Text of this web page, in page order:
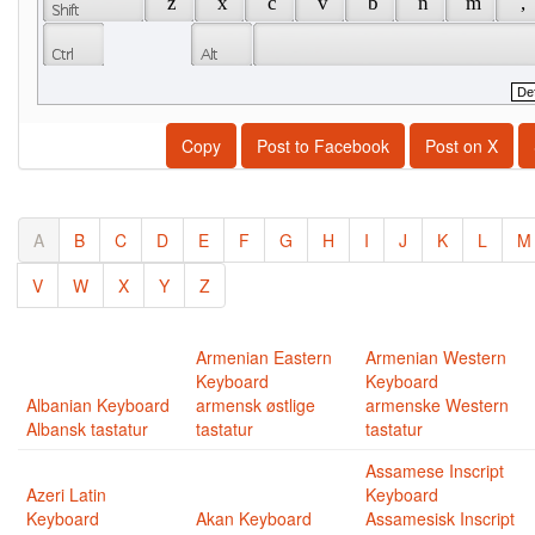
Copy Post to Facebook Post on X
A B C D E F G H I J K L
M
V
W X Y Z
Albanian Keyboard
Albansk tastatur
Armenian Eastern
Keyboard
armensk østlige
tastatur
Armenian Western
Keyboard
armenske Western
tastatur
Azeri Latin
Keyboard
Akan Keyboard
Assamese Inscript
Keyboard
Assamesisk Inscript